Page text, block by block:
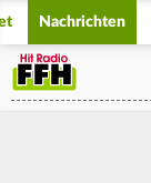
Nachrichten